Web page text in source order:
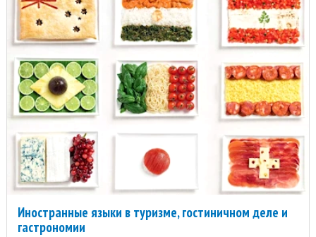
Иностранные языки в туризме, гостиничном деле и
гастрономии